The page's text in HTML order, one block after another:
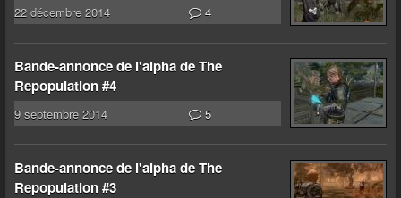
22 décembre 2014 4
Bande-annonce de l'alpha de The
Repopulation #4
9 septembre 2014 5
Bande-annonce de l'alpha de The
Repopulation #3